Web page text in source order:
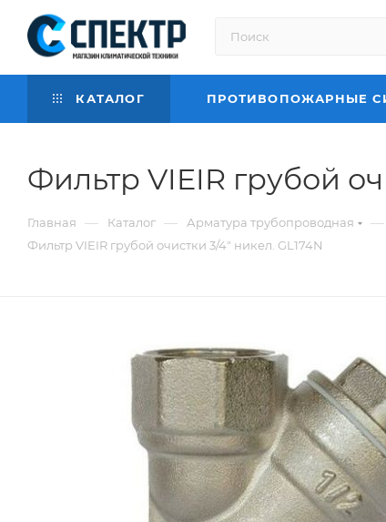
КАТАЛОГ ПРОТИВОПОЖАРНЫЕ
Фильтр VIEIR грубой
Главная — Каталог — Арматура трубопроводная —
Фильтр VIEIR грубой очистки 3/4" никел. GL174N